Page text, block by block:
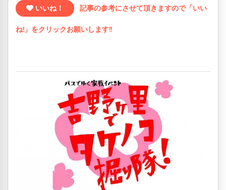
いいね！ 記事の参考にさせて頂きますので「いい
ね!」をクリックお願いします!!